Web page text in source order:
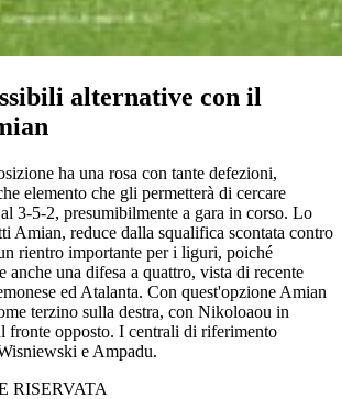
alternative con il
ha una rosa con tante defezioni,
elemento che gli permetterà di cercare
3-5-2, presumibilmente a gara in corso. Lo
Amian, reduce dalla squalifica scontata contro
rientro importante per i liguri, poiché
anche una difesa a quattro, vista di recente
ed Atalanta. Con quest'opzione Amian
terzino sulla destra, con Nikoloaou in
fronte opposto. I centrali di riferimento
e Ampadu.
RISERVATA